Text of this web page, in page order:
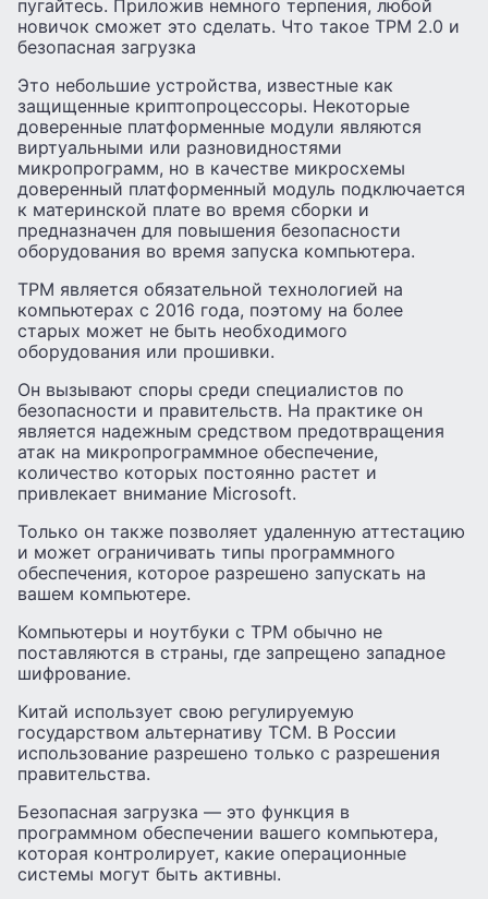
пугайтесь. Приложив немного терпения, любой
новичок сможет это сделать. Что такое TPM 2.0 и
безопасная загрузка
Это небольшие устройства, известные как
защищенные криптопроцессоры. Некоторые
доверенные платформенные модули являются
виртуальными или разновидностями
микропрограмм, но в качестве микросхемы
доверенный платформенный модуль подключается
к материнской плате во время сборки и
предназначен для повышения безопасности
оборудования во время запуска компьютера.
TPM является обязательной технологией на
компьютерах с 2016 года, поэтому на более
старых может не быть необходимого
оборудования или прошивки.
Он вызывают споры среди специалистов по
безопасности и правительств. На практике он
является надежным средством предотвращения
атак на микропрограммное обеспечение,
количество которых постоянно растет и
привлекает внимание Microsoft.
Только он также позволяет удаленную аттестацию
и может ограничивать типы программного
обеспечения, которое разрешено запускать на
вашем компьютере.
Компьютеры и ноутбуки с TPM обычно не
поставляются в страны, где запрещено западное
шифрование.
Китай использует свою регулируемую
государством альтернативу TCM. В России
использование разрешено только с разрешения
правительства.
Безопасная загрузка — это функция в
программном обеспечении вашего компьютера,
которая контролирует, какие операционные
системы могут быть активны.